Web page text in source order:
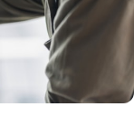
aracılığıyla